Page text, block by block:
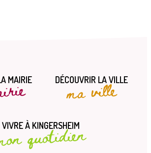
MAIRIE DÉCOUVRIR LA VILLE
ma ville
VIVRE À KINGERSHEIM
quotidien